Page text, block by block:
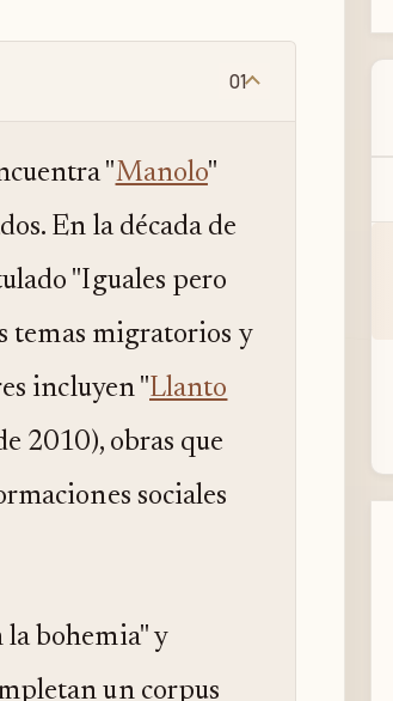
01
"Manolo"
En la década de
"Iguales pero
temas migratorios y
incluyen "Llanto
2010), obras que
sociales
bohemia" y
un corpus